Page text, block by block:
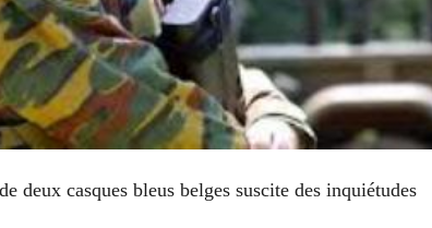
deux casques bleus belges suscite des inquiétudes